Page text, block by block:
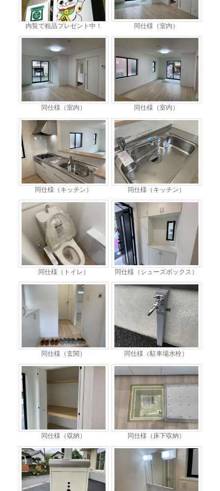
内覧で粗品プレゼント中！ 同仕様（室内）
同仕様（室内） 同仕様（室内）
同仕様（キッチン） 同仕様（キッチン）
同仕様（トイレ） 同仕様（シューズボックス）
同仕様（玄関） 同仕様（駐車場水栓）
同仕様（収納） 同仕様（床下収納）